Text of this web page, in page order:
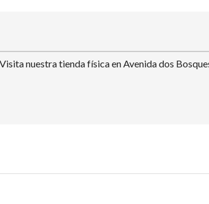
nuestra tienda física en Avenida dos